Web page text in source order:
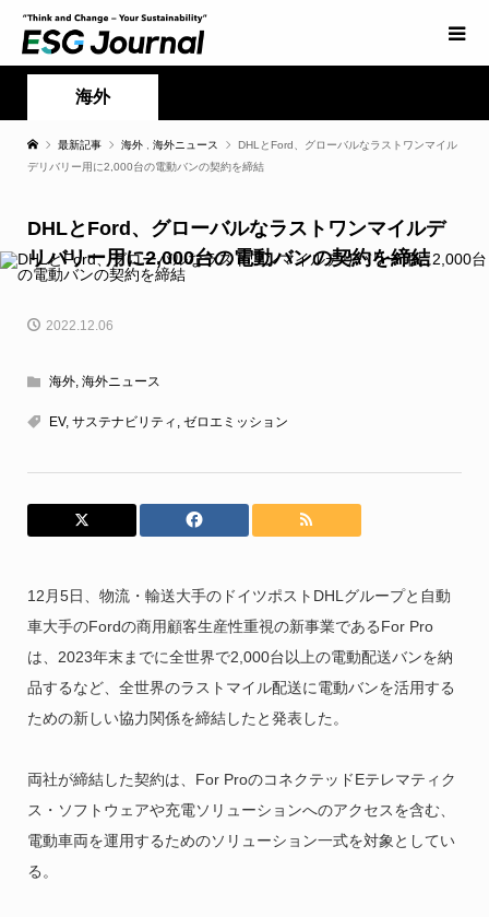
海外
最新記事 海外 海外ニュース
DHLとFord、グローバルなラストワンマイル
デリバリー用に2,000台の電動バンの契約を締結
DHLとFord、グローバルなラストワンマイルデ
リバリー用に2,000台の電動バンの契約を締結
2022.12.06
海外, 海外ニュース
EV, サステナビリティ , ゼロエミッション
12月5日、物流・輸送大手のドイツポストDHLグループと自動
車大手のFordの商用顧客生産性重視の新事業であるFor Pro
は、2023年末までに全世界で2,000台以上の電動配送バンを納
品するなど、全世界のラストマイル配送に電動バンを活用する
ための新しい協力関係を締結したと発表した。
両社が締結した契約は、For ProのコネクテッドEテレマティク
ス・ソフトウェアや充電ソリューションへのアクセスを含む、
電動車両を運用するためのソリューション一式を対象としてい
る。